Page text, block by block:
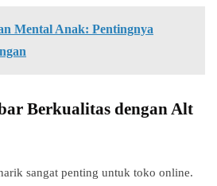
Mental Anak: Pentingnya
Berkualitas dengan Alt
sangat penting untuk toko online.